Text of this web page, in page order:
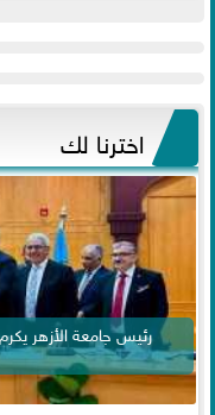
اخترنا لك
رئيس جامعة الأزهر